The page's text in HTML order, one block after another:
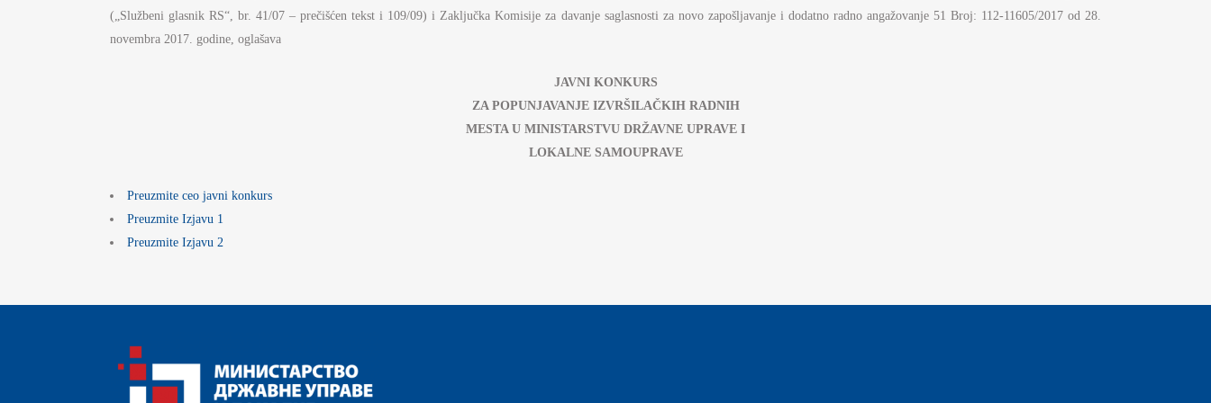
FINANSIJSKO UPRAVLJANJE I
(„Službeni glasnik RS“, br. 41/07 – prečišćen tekst i 109/09) i Zaključka Komisije za davanje saglasnosti za novo zapošljavanje i dodatno radno angažovanje 51 Broj: 112-11605/2017 od 28.
novembra 2017. godine, oglašava
JAVNI KONKURS
ZA POPUNJAVANJE IZVRŠILAČKIH RADNIH
MESTA U MINISTARSTVU DRŽAVNE UPRAVE I
LOKALNE SAMOUPRAVE
Preuzmite ceo javni konkurs
Preuzmite Izjavu 1
Preuzmite Izjavu 2